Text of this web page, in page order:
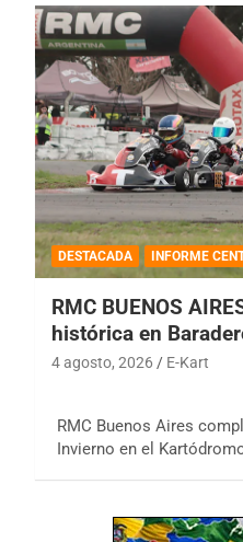
DESTACADA INFORME
RMC BUENOS
histórica en
4 agosto, 2026 E-Kart
RMC Buenos Aires
Invierno en el